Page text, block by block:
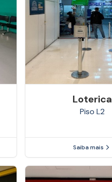
Loterica
Piso L2
Saiba mais